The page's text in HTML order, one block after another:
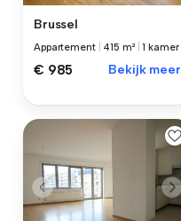
Brussel
Appartement 415 m² |1 kamer
€ 985 Bekijk meer